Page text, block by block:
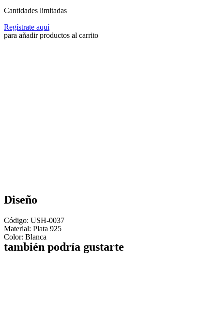
Cantidades limitadas
Regístrate aquí
para añadir productos al carrito
Diseño
Código: USH-0037
Material: Plata 925
Color: Blanca
también podría gustarte